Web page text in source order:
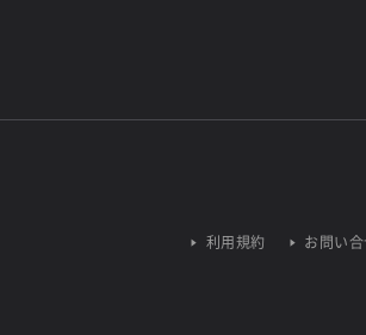
利用規約 お問い合